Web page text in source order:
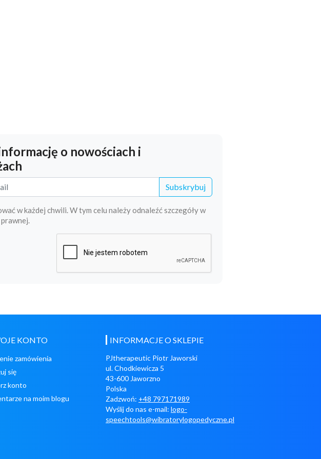
o nowościach i
Subskrybuj
w każdej chwili. W tym celu należy odnaleźć szczegóły w
KONTO
zamówienia
się
konto
na moim blogu
INFORMACJE O SKLEPIE
PJtherapeutic Piotr Jaworski
ul. Chodkiewicza 5
43-600 Jaworzno
Polska
Zadzwoń: +48 797171989
Wyślij do nas e-mail: logo-
speechtools@wibratorylogopedyczne.pl